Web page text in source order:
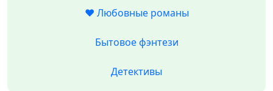
❤️ Любовные романы
Бытовое фэнтези
Детективы